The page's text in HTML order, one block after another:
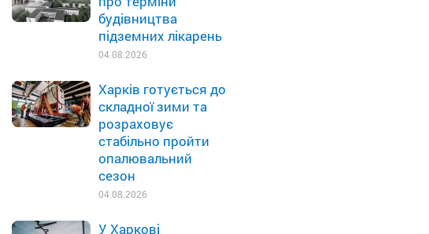
будівництва
підземних лікарень
04.08.2026
Харків готується до
складної зими та
розраховує
стабільно пройти
опалювальний
сезон
04.08.2026
У Харкові